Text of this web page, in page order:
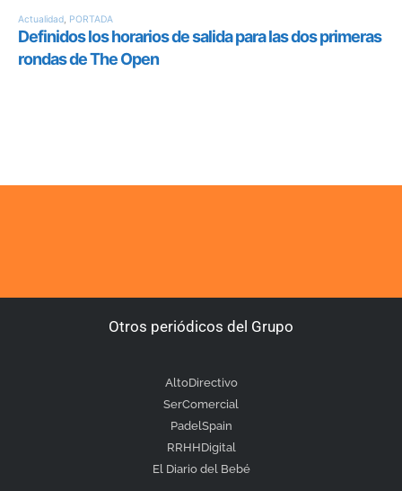
Otros periódicos del Grupo
AltoDirectivo
SerComercial
PadelSpain
RRHHDigital
El Diario del Bebé